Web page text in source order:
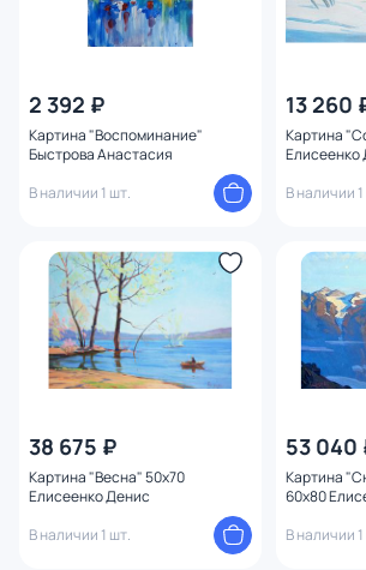
2 392 ₽
Картина "Воспоминание"
Быстрова Анастасия
В наличии 1 шт.
13 260
Картина
Елисеенко
В наличии
38 675 ₽
Картина "Весна" 50x70
Елисеенко Денис
В наличии 1 шт.
53 040
Картина
60x80
В наличии